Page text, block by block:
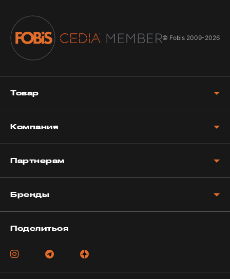
© Fobis 2009-2026
Товар
Компания
Партнерам
Бренды
Поделиться